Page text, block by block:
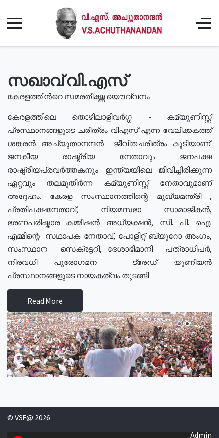
സഖാവ് വി.എസ്
കേരളത്തിൻറെ സമരതീക്ഷ്ണ യൌവ്വനം
കേരളത്തിലെ തൊഴിലാളിവർഗ്ഗ - കമ്യൂണിസ്റ്റ്
പ്രസ്ഥാനങ്ങളുടെ ചരിത്രം വിഎസ് എന്ന വേലിക്കകത്ത്
ശങ്കരൻ അച്യുതാനന്ദൻ ജീവിതചരിത്രം കൂടിയാണ്.
ജനകീയ രാഷ്ട്രീയ നേതാവും ജനപക്ഷ
രാഷ്ട്രീയപ്രവർത്തകനും ഇന്ത്യയിലെ ജീവിച്ചിരിക്കുന്ന
ഏറ്റവും തലമുതിർന്ന കമ്യൂണിസ്റ്റ് നേതാവുമാണ്
അദ്ദേഹം. കേരള സംസ്ഥാനത്തിന്റെ മുഖ്യമന്ത്രി ,
പ്രതിപക്ഷനേതാവ്, നിയമസഭാ സാമാജികൻ,
ഭരണപരിഷ്കാര കമ്മീഷൻ അധ്യക്ഷൻ, സി. പി. ഐ.
എമ്മിന്റെ സഥാപക നേതാവ്, പോളിറ്റ് ബ്യുറോ അംഗം,
സംസ്ഥാന സെക്രട്ടറി, ദേശാഭിമാനി പത്രാധിപർ,
നിരവധി പുരോഗമന - ട്രേഡ് യൂണിയൻ
പ്രസ്ഥാനങ്ങളുടെ നായകത്വം തുടങ്ങി
Read More
© VSF@ 2026
Admin